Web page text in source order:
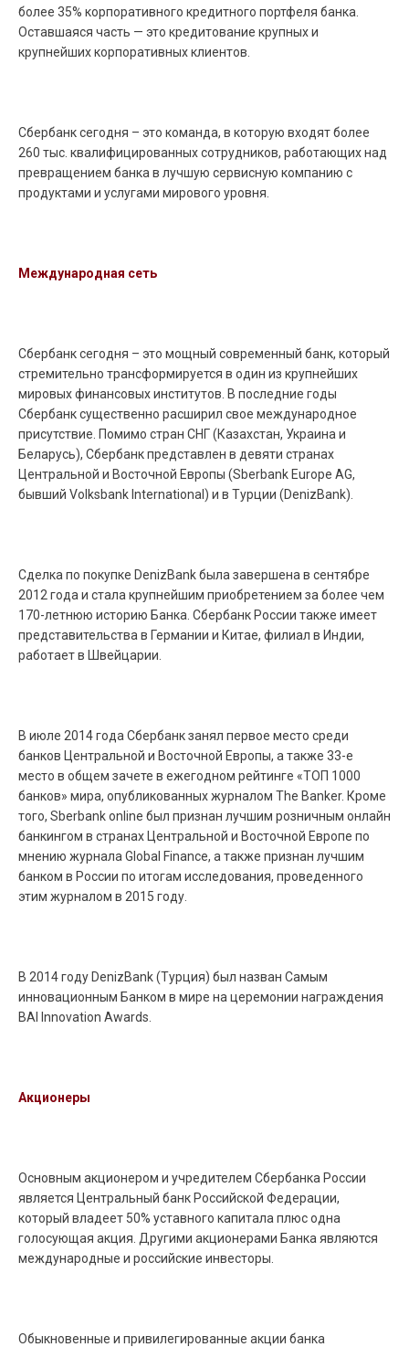
более 35% корпоративного кредитного портфеля банка.
Оставшаяся часть — это кредитование крупных и
крупнейших корпоративных клиентов.
Сбербанк сегодня – это команда, в которую входят более
260 тыс. квалифицированных сотрудников, работающих над
превращением банка в лучшую сервисную компанию с
продуктами и услугами мирового уровня.
Международная сеть
Сбербанк сегодня – это мощный современный банк, который
стремительно трансформируется в один из крупнейших
мировых финансовых институтов. В последние годы
Сбербанк существенно расширил свое международное
присутствие. Помимо стран СНГ (Казахстан, Украина и
Беларусь), Сбербанк представлен в девяти странах
Центральной и Восточной Европы (Sberbank Europe AG,
бывший Volksbank International) и в Турции (DenizBank).
Сделка по покупке DenizBank была завершена в сентябре
2012 года и стала крупнейшим приобретением за более чем
170-летнюю историю Банка. Сбербанк России также имеет
представительства в Германии и Китае, филиал в Индии,
работает в Швейцарии.
В июле 2014 года Сбербанк занял первое место среди
банков Центральной и Восточной Европы, а также 33-е
место в общем зачете в ежегодном рейтинге «ТОП 1000
банков» мира, опубликованных журналом The Banker. Кроме
того, Sberbank online был признан лучшим розничным онлайн
банкингом в странах Центральной и Восточной Европе по
мнению журнала Global Finance, а также признан лучшим
банком в России по итогам исследования, проведенного
этим журналом в 2015 году.
В 2014 году DenizBank (Турция) был назван Самым
инновационным Банком в мире на церемонии награждения
BAI Innovation Awards.
Акционеры
Основным акционером и учредителем Сбербанка России
является Центральный банк Российской Федерации,
который владеет 50% уставного капитала плюс одна
голосующая акция. Другими акционерами Банка являются
международные и российские инвесторы.
Обыкновенные и привилегированные акции банка